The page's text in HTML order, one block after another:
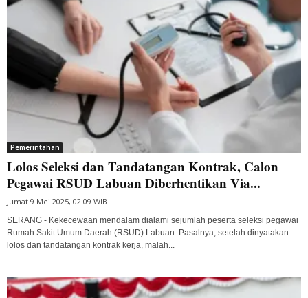
Pemerintahan
Lolos Seleksi dan Tandatangan Kontrak, Calon
Pegawai RSUD Labuan Diberhentikan Via...
Jumat 9 Mei 2025, 02:09 WIB
SERANG - Kekecewaan mendalam dialami sejumlah peserta seleksi pegawai
Rumah Sakit Umum Daerah (RSUD) Labuan. Pasalnya, setelah dinyatakan
lolos dan tandatangan kontrak kerja, malah...